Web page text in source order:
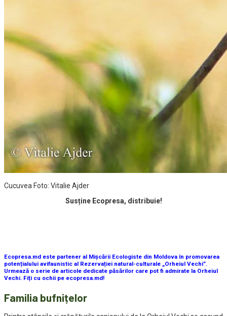
Cucuvea Foto: Vitalie Ajder
Susține Ecopresa, distribuie!
Ecopresa.md este partener al Mișcării Ecologiste din Moldova în promovarea
potențialului avifaunistic al Rezervației natural-culturale „Orheiul Vechi”.
Urmează o serie de articole dedicate păsărilor care pot fi admirate la Orheiul
Vechi. Fiți cu ochii pe ecopresa.md!
Familia bufnițelor